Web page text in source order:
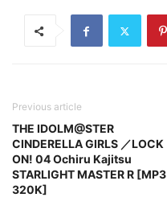
Previous article
THE IDOLM@STER
CINDERELLA GIRLS ／LOCK
ON! 04 Ochiru Kajitsu
STARLIGHT MASTER R [MP3
320K]